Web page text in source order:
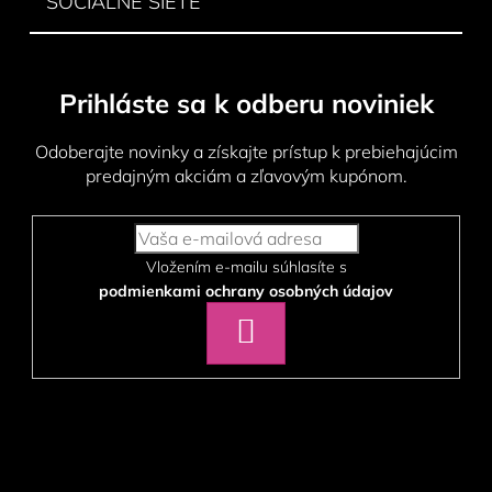
Prihláste sa k odberu noviniek
Odoberajte novinky a získajte prístup k prebiehajúcim
predajným akciám a zľavovým kupónom.
podmienkami ochrany osobných údajov
SA